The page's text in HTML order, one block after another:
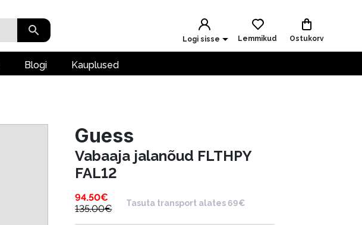
Logi sisse Lemmikud Ostukorv
Blogi Kauplused
Guess
Vabaaja jalanõud FLTHPY
FAL12
94.50€
135.00€
Tasuta transport alates 69€